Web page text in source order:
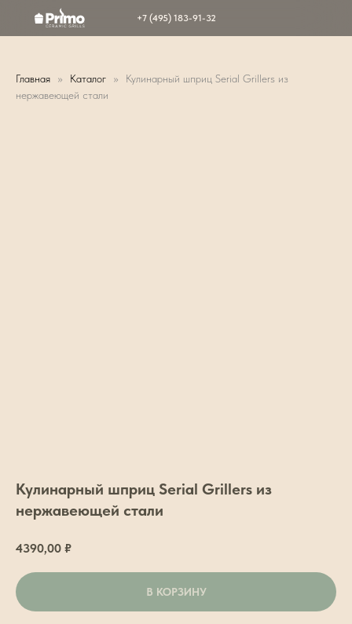
+7 (495) 183-91-32
Главная Каталог
Кулинарный шприц Serial Grillers из
нержавеющей стали
Кулинарный шприц Serial Grillers из
нержавеющей стали
4390,00 ₽
В КОРЗИНУ